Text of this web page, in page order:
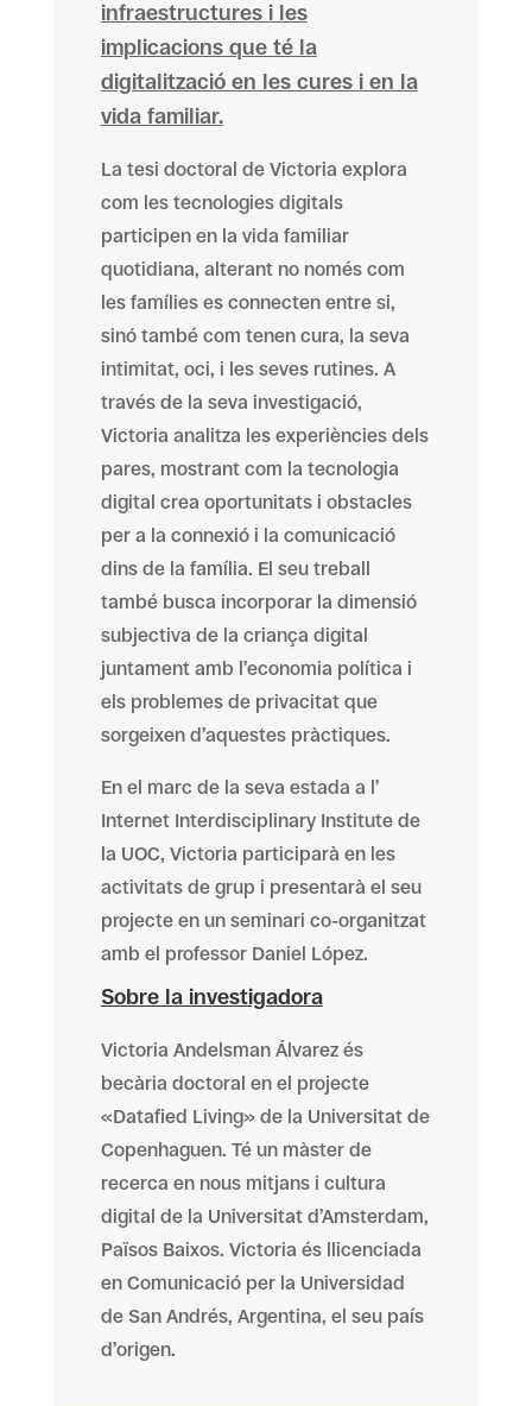
infraestructures i les
implicacions que té la
digitalització en les cures i en la
vida familiar.
La tesi doctoral de Victoria explora
com les tecnologies digitals
participen en la vida familiar
quotidiana, alterant no només com
les famílies es connecten entre si,
sinó també com tenen cura, la seva
intimitat, oci, i les seves rutines. A
través de la seva investigació,
Victoria analitza les experiències dels
pares, mostrant com la tecnologia
digital crea oportunitats i obstacles
per a la connexió i la comunicació
dins de la família. El seu treball
també busca incorporar la dimensió
subjectiva de la criança digital
juntament amb l’economia política i
els problemes de privacitat que
sorgeixen d’aquestes pràctiques.
En el marc de la seva estada a l’
Internet Interdisciplinary Institute de
la UOC, Victoria participarà en les
activitats de grup i presentarà el seu
projecte en un seminari co-organitzat
amb el professor Daniel López.
Sobre la investigadora
Victoria Andelsman Álvarez és
becària doctoral en el projecte
«Datafied Living» de la Universitat de
Copenhaguen. Té un màster de
recerca en nous mitjans i cultura
digital de la Universitat d’Amsterdam,
Països Baixos. Victoria és llicenciada
en Comunicació per la Universidad
de San Andrés, Argentina, el seu país
d’origen.